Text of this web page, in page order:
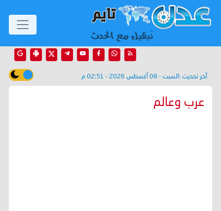
آخر تحديث : السبت - 08 أغسطس 2026 - 02:51 م
عرب وعالم